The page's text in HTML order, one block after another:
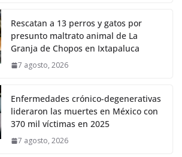
Rescatan a 13 perros y gatos por
presunto maltrato animal de La
Granja de Chopos en Ixtapaluca
7 agosto, 2026
Enfermedades crónico-degenerativas
lideraron las muertes en México con
370 mil víctimas en 2025
7 agosto, 2026